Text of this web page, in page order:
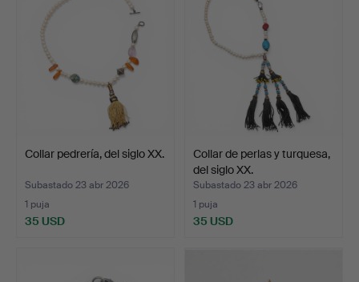
Collar pedrería, del siglo XX.
Subastado 23 abr 2026
1 puja
35 USD
Collar de perlas y turquesa,
del siglo XX.
Subastado 23 abr 2026
1 puja
35 USD